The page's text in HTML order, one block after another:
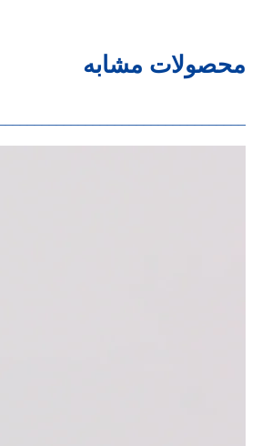
محصولات مشابه